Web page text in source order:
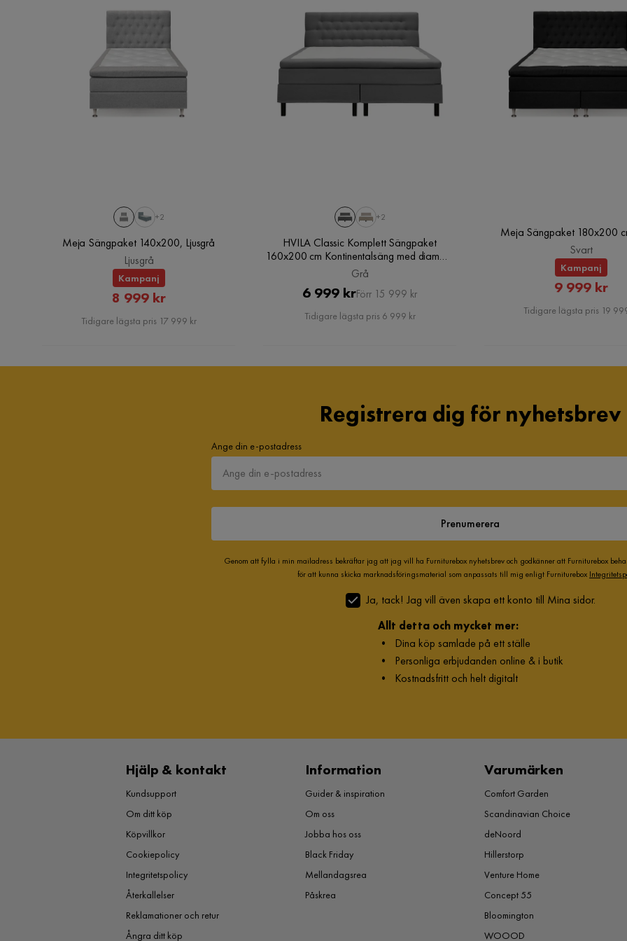
Verified by Trustvoice
+2
Meja Sängpaket 140x200, Ljusgrå
Ljusgrå
Kampanj
Rabatterat
Pris
8 999 kr
Tidigare lägsta pris 17 999 kr
+2
HVILA Classic Komplett Sängpaket
160x200 cm Kontinentalsäng med diamant
sänggavel, Grå
Grå
Pris
6 999 krOriginal
Pris
Förr 15 999 kr
Tidigare lägsta pris 6 999 kr
Meja Sängpaket 180x200
Svart
Kampanj
Pris
9 999 kr
Tidigare lägsta pris 19
Registrera dig för nyhetsbrev
Ange din e-postadress
Prenumerera
Genom att fylla i min mailadress bekräftar jag att jag vill ha Furniturebox nyhetsbrev och godkänner att Furniturebox
för att kunna skicka marknadsföringsmaterial som anpassats till mig enligt Furniturebox
Ja, tack! Jag vill även skapa ett konto till Mina sidor.
Allt detta och mycket mer:
• Dina köp samlade på ett ställe
• Personliga erbjudanden online & i butik
• Kostnadsfritt och helt digitalt
Hjälp & kontakt
Kundsupport
Om ditt köp
Köpvillkor
Cookiepolicy
Integritetspolicy
Återkallelser
Reklamationer och retur
Ångra ditt köp
Information
Guider & inspiration
Om oss
Jobba hos oss
Black Friday
Mellandagsrea
Påskrea
Varumärken
Comfort Garden
Scandinavian Choice
deNoord
Hillerstorp
Venture Home
Concept 55
Bloomington
WOOOD